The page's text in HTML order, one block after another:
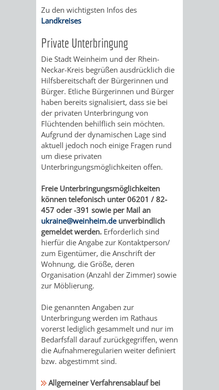
SCHULZENTRUM
WESTSTADT
SANIERUNG-
UND
UMBAUMASSNAHME S
CHLOSS
UMBAU
DER
JOHANN-
SEBASTIAN-
BACH
FÖRDERSCHULE
BEBAUUNGSPLÄNE
ORTSTEILESANIERUNG
WESTLICH
HAUPTBAHNHOF
SANIERUNGSGEBIET
HILDEBRANDSCHE
MÜHLE
ABGESCHLOSSENE
VERFAHREN
DENKMALSCHUTZ
AUFGABEN
DER
UNTEREN
DENKMALSCHUTZBEHÖRDE
STEUERVORTEILE
SATZUNGEN
IM
BEREICH
DENKMALSCHUTZ
GENEHMIGUNGSVERFAHREN
TAG
DES
OFFENEN
DENKMALS
ERHALTUNGSSATZUNGEN
AKTUELLE
AUFSTELLUNGSVERFAHREN
ERHALTUNGSSATZUNGEN
RECHTSKRÄFTIGE
ERHALTUNGSSATZUNGEN
GESTALTUNGSSATZUNGEN
AKTUELLE
AUFSTELLUNGSVERFAHREN
GESTALTUNGSSATZUNGEN
RECHTSKRÄFTIGE
GESTALTUNGSSATZUNGEN
WEITERE
WOCHENMARKT
GROOVE
Zu den wichtigsten Infos des
Landkreises
Private Unterbringung
Die Stadt Weinheim und der Rhein-
Neckar-Kreis begrüßen ausdrücklich die
Hilfsbereitschaft der Bürgerinnen und
Bürger. Etliche Bürgerinnen und Bürger
haben bereits signalisiert, dass sie bei
der privaten Unterbringung von
Flüchtenden behilflich sein möchten.
Aufgrund der dynamischen Lage sind
aktuell jedoch noch einige Fragen rund
um diese privaten
Unterbringungsmöglichkeiten offen.
Freie Unterbringungsmöglichkeiten
können telefonisch unter 06201 / 82-
457 oder -391 sowie per Mail an
ukraine@weinheim.deunverbindlich
gemeldet werden. Erforderlich sind
hierfür die Angabe zur Kontaktperson/
zum Eigentümer, die Anschrift der
Wohnung, die Größe, deren
Organisation (Anzahl der Zimmer) sowie
zur Möblierung.
Die genannten Angaben zur
Unterbringung werden im Rathaus
vorerst lediglich gesammelt und nur im
Bedarfsfall darauf zurückgegriffen, wenn
die Aufnahmeregularien weiter definiert
bzw. abgestimmt sind.
Allgemeiner Verfahrensablauf bei